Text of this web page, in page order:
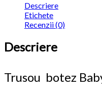
Descriere
Etichete
Recenzii (0)
Descriere
Trusou botez